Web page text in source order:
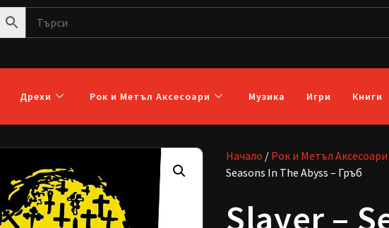
Дрехи Рок и Метъл Аксесоари Музика Игри Книги
Начало / Рок и Метъл Аксесоари
Seasons In The Abyss – Гръб
Slayer –